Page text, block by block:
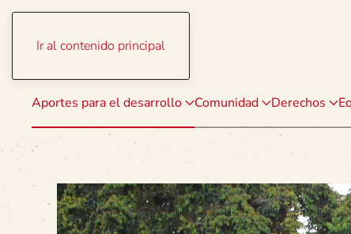
Ir al contenido principal
Aportes para el desarrollo Comunidad Derechos